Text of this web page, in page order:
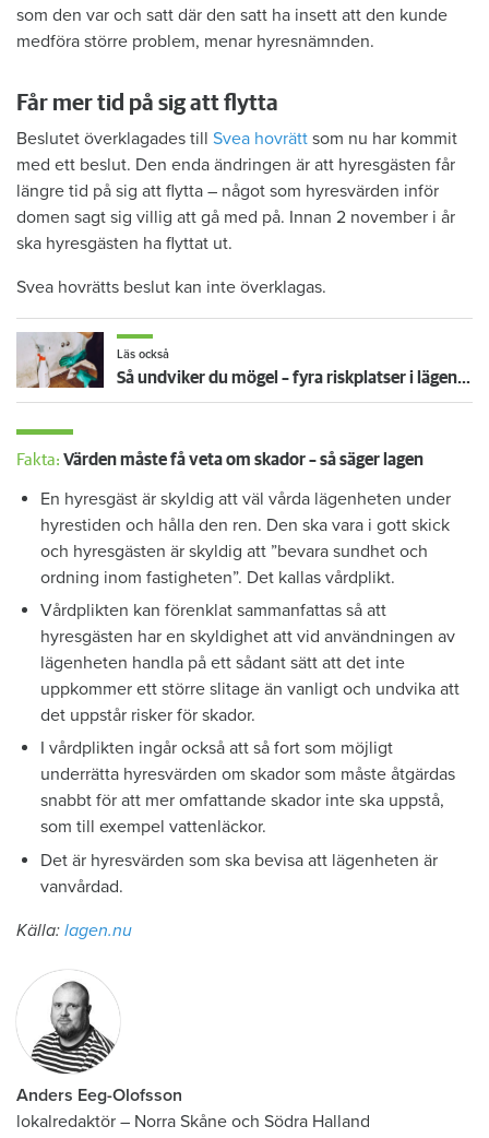
som den var och satt där den satt ha insett att den kunde
medföra större problem, menar hyresnämnden.
Får mer tid på sig att flytta
Beslutet överklagades till Svea hovrätt som nu har kommit
med ett beslut. Den enda ändringen är att hyresgästen får
längre tid på sig att flytta – något som hyresvärden inför
domen sagt sig villig att gå med på. Innan 2 november i år
ska hyresgästen ha flyttat ut.
Svea hovrätts beslut kan inte överklagas.
Läs också
Så undviker du mögel – fyra riskplatser i lägenheten: ”Måste städa bort”
Fakta: Värden måste få veta om skador – så säger lagen
En hyresgäst är skyldig att väl vårda lägenheten under
hyrestiden och hålla den ren. Den ska vara i gott skick
och hyresgästen är skyldig att ”bevara sundhet och
ordning inom fastigheten”. Det kallas vårdplikt.
Vårdplikten kan förenklat sammanfattas så att
hyresgästen har en skyldighet att vid användningen av
lägenheten handla på ett sådant sätt att det inte
uppkommer ett större slitage än vanligt och undvika att
det uppstår risker för skador.
I vårdplikten ingår också att så fort som möjligt
underrätta hyresvärden om skador som måste åtgärdas
snabbt för att mer omfattande skador inte ska uppstå,
som till exempel vattenläckor.
Det är hyresvärden som ska bevisa att lägenheten är
vanvårdad.
Källa: lagen.nu
Anders Eeg-Olofsson
lokalredaktör – Norra Skåne och Södra Halland